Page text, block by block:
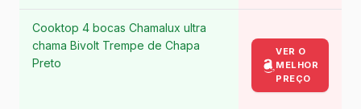
Cooktop 4 bocas Chamalux ultra
chama Bivolt Trempe de Chapa
Preto
VER O
MELHOR
PREÇO